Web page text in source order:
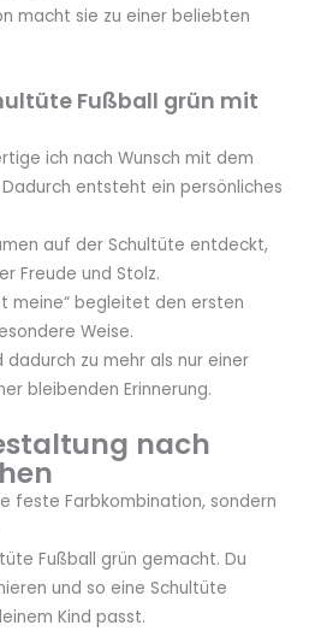
macht sie zu einer beliebten
Fußball grün mit
ich nach Wunsch mit dem
entsteht ein persönliches
auf der Schultüte entdeckt,
Freude und Stolz.
meine“ begleitet den ersten
Weise.
dadurch zu mehr als nur einer
bleibenden Erinnerung.
nach
feste Farbkombination, sondern
Fußball grün gemacht. Du
und so eine Schultüte
Kind passt.